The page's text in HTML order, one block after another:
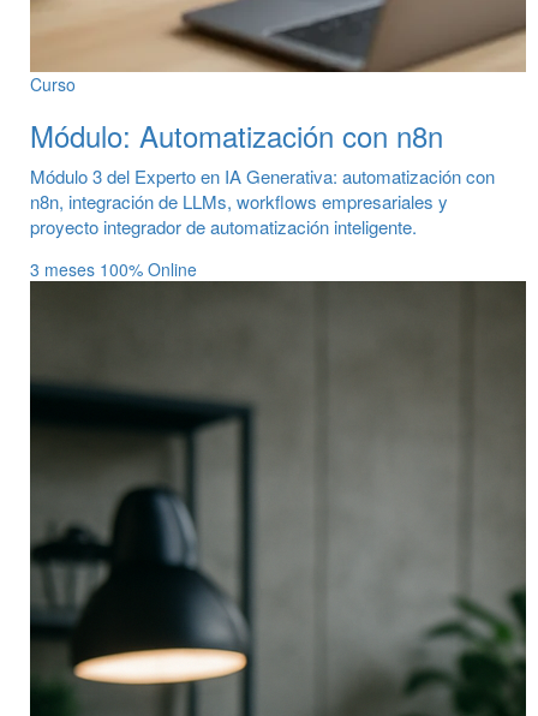
Curso
Módulo: Automatización con n8n
Módulo 3 del Experto en IA Generativa: automatización con
n8n, integración de LLMs, workflows empresariales y
proyecto integrador de automatización inteligente.
3 meses 100% Online